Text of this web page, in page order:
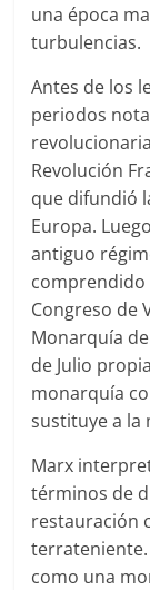
una época
turbulencias.
Antes de los
periodos
Revolución
que difundió
Europa.
antiguo
comprendido
Congreso de
Monarquía
de Julio
monarquía
sustituye a la
Marx
términos de
restauración
terrateniente.
como una